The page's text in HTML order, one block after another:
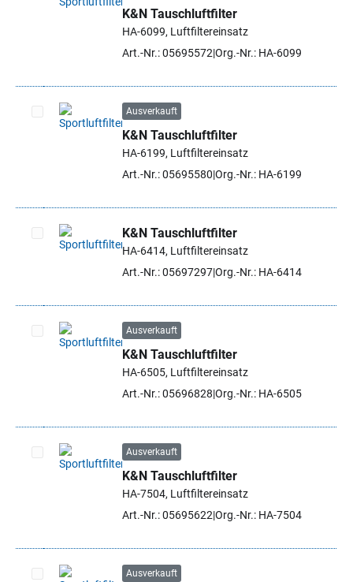
Artikel auswählen
K&N Tauschluftfilter
HA-6099, Luftfiltereinsatz
Art.-Nr.: 05695572 Org.-Nr.: HA-6099
Artikel auswählen
Ausverkauft
K&N Tauschluftfilter
HA-6199, Luftfiltereinsatz
Art.-Nr.: 05695580 Org.-Nr.: HA-6199
Artikel auswählen
K&N Tauschluftfilter
HA-6414, Luftfiltereinsatz
Art.-Nr.: 05697297Org.-Nr.: HA-6414
Artikel auswählen
Ausverkauft
K&N Tauschluftfilter
HA-6505, Luftfiltereinsatz
Art.-Nr.: 05696828 Org.-Nr.: HA-6505
Artikel auswählen
Ausverkauft
K&N Tauschluftfilter
HA-7504, Luftfiltereinsatz
Art.-Nr.: 05695622 Org.-Nr.: HA-7504
Ausverkauft